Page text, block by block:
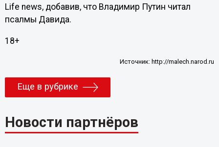
Life news, добавив, что Владимир Путин читал
псалмы Давида.
18+
Источник: http://malech.narod.ru
Еще в рубрике
Новости партнёров